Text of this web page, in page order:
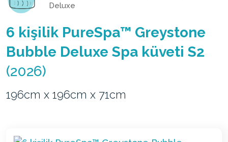
Deluxe
6 kişilik PureSpa™ Greystone
Bubble Deluxe Spa küveti S2
(2026)
196cm x 196cm x 71cm